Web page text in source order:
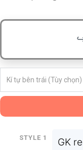
Style 1 GK